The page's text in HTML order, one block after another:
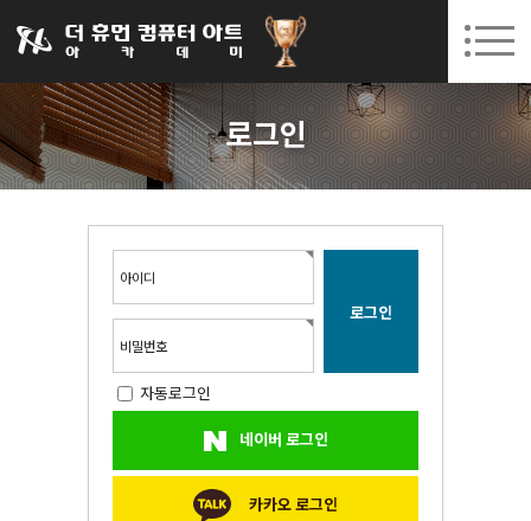
031-252-7277 수원캠퍼스 개강 08. 12.(수)
회원가입 고객센터
로그인
아이디
비밀번호
자동로그인
네이버 로그인
카카오 로그인
아카데미소개
인사말
국비지원 무료교육
BIM 건축설계 및 실내건축설계(캐드(CAD),맥스(MAX),레빗(REVIT))실무자 양성과정